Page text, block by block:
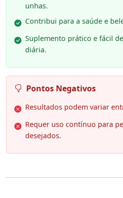
unhas.
Contribui para a saúde e
Suplemento prático e fácil
diária.
Pontos Negativos
Resultados podem variar
Requer uso contínuo para
desejados.